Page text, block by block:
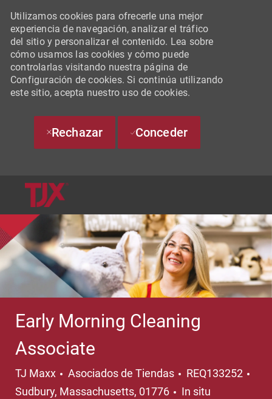
Utilizamos cookies para ofrecerle una mejor
experiencia de navegación, analizar el tráfico
del sitio y personalizar el contenido. Lea sobre
cómo usamos las cookies y cómo puede
controlarlas visitando nuestra página de
Configuración de cookies. Si continúa utilizando
este sitio, acepta nuestro uso de cookies.
Rechazar Conceder
Early Morning Cleaning
Associate
TJ Maxx Categoría
Asociados de Tiendas REQ133252
Sudbury, Massachusetts, 01776
In situ